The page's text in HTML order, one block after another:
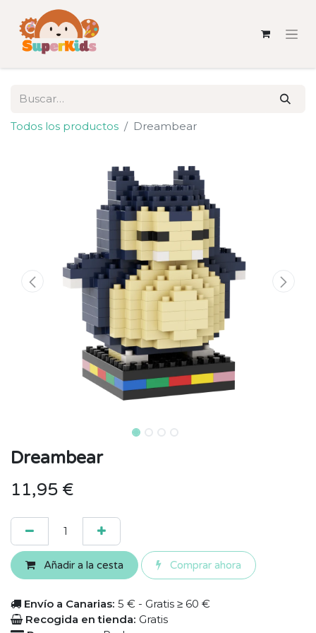
Todos los productos Dreambear
Dreambear
11,95 €
Añadir a la cesta Comprar ahora
Envío a Canarias: 5 € - Gratis ≥ 60 €
Recogida en tienda: Gratis